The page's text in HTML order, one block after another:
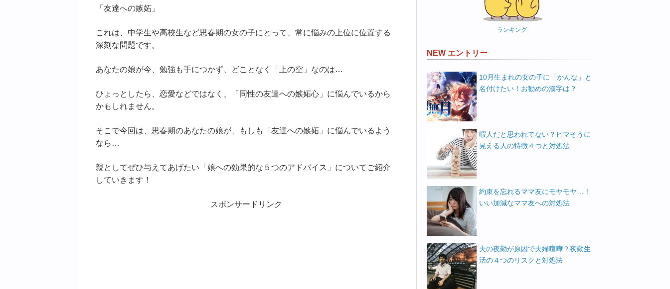
「友達への嫉妬」
これは、中学生や高校生など思春期の女の子にとって、常に悩みの上位に位置する
深刻な問題です。
あなたの娘が今、勉強も手につかず、どことなく「上の空」なのは…
ひょっとしたら、恋愛などではなく、「同性の友達への嫉妬心」に悩んでいるから
かもしれません。
そこで今回は、思春期のあなたの娘が、もしも「友達への嫉妬」に悩んでいるよう
なら…
親としてぜひ与えてあげたい「娘への効果的な５つのアドバイス」についてご紹介
していきます！
スポンサードリンク
ランキング
NEW エントリー
10月生まれの女の子に「かんな」と
名付けたい！お勧めの漢字は？
暇人だと思われてない？ヒマそうに
見える人の特徴４つと対処法
約束を忘れるママ友にモヤモヤ…！
いい加減なママ友への対処法
夫の夜勤が原因で夫婦喧嘩？夜勤生
活の４つのリスクと対処法